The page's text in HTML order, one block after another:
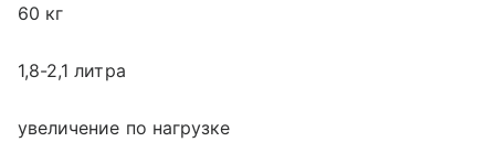
60 кг
1,8-2,1 литра
увеличение по нагрузке